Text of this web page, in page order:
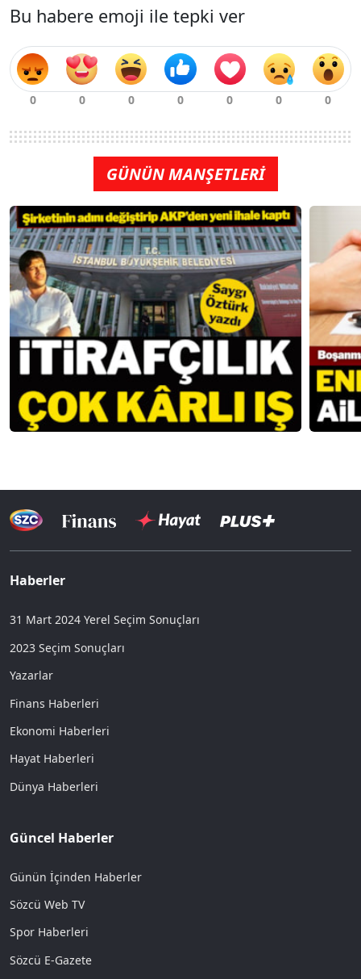
Bu habere emoji ile tepki ver
GÜNÜN MANŞETLERİ
Haberler
31 Mart 2024 Yerel Seçim Sonuçları
2023 Seçim Sonuçları
Yazarlar
Finans Haberleri
Ekonomi Haberleri
Hayat Haberleri
Dünya Haberleri
Güncel Haberler
Günün İçinden Haberler
Sözcü Web TV
Spor Haberleri
Sözcü E-Gazete